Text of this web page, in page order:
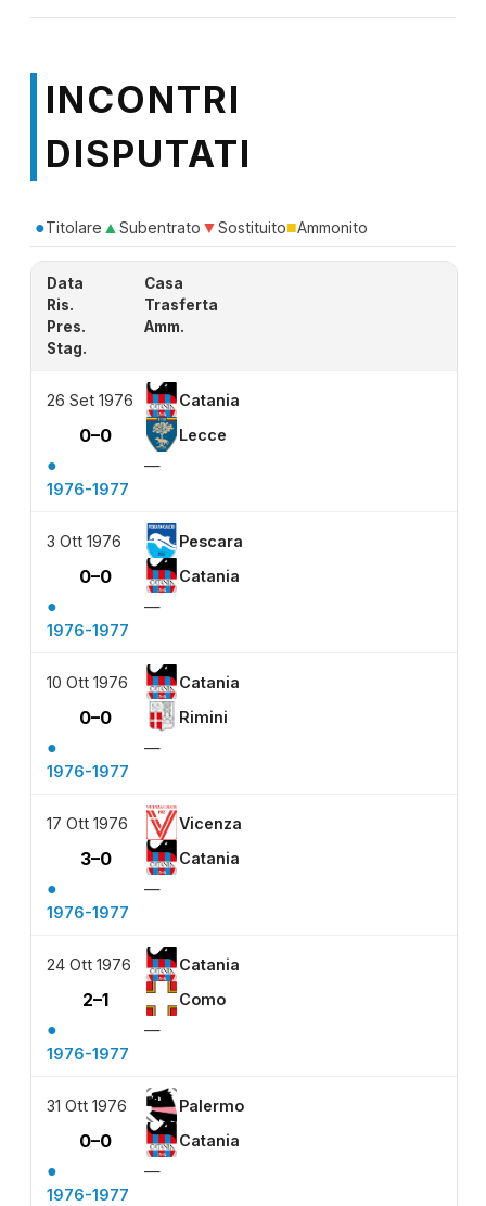
INCONTRI
DISPUTATI
●Titolare ▲Subentrato ▼Sostituito■Ammonito
Data
Casa
Ris.
Trasferta
Pres.
Amm.
Stag.
26 Set 1976 Catania
0–0 Lecce
●
—
1976-1977
3 Ott 1976 Pescara
0–0 Catania
●
—
1976-1977
10 Ott 1976 Catania
0–0 Rimini
●
—
1976-1977
17 Ott 1976 Vicenza
3–0 Catania
●
—
1976-1977
24 Ott 1976 Catania
2–1 Como
●
—
1976-1977
31 Ott 1976 Palermo
0–0 Catania
●
—
1976-1977